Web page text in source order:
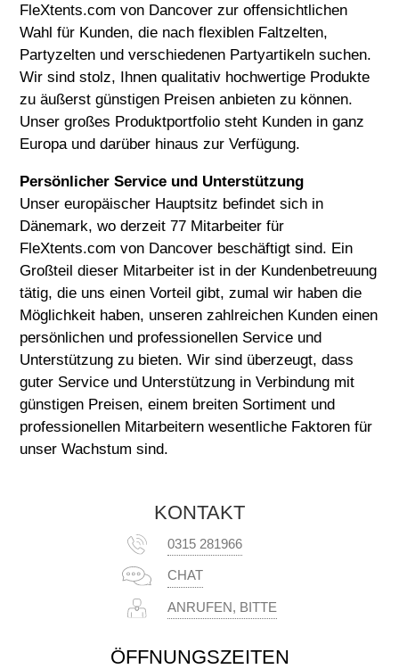
FleXtents.com von Dancover zur offensichtlichen
Wahl für Kunden, die nach flexiblen Faltzelten,
Partyzelten und verschiedenen Partyartikeln suchen.
Wir sind stolz, Ihnen qualitativ hochwertige Produkte
zu äußerst günstigen Preisen anbieten zu können.
Unser großes Produktportfolio steht Kunden in ganz
Europa und darüber hinaus zur Verfügung.
Persönlicher Service und Unterstützung
Unser europäischer Hauptsitz befindet sich in
Dänemark, wo derzeit 77 Mitarbeiter für
FleXtents.com von Dancover beschäftigt sind. Ein
Großteil dieser Mitarbeiter ist in der Kundenbetreuung
tätig, die uns einen Vorteil gibt, zumal wir haben die
Möglichkeit haben, unseren zahlreichen Kunden einen
persönlichen und professionellen Service und
Unterstützung zu bieten. Wir sind überzeugt, dass
guter Service und Unterstützung in Verbindung mit
günstigen Preisen, einem breiten Sortiment und
professionellen Mitarbeitern wesentliche Faktoren für
unser Wachstum sind.
KONTAKT
0315 281966
CHAT
ANRUFEN, BITTE
ÖFFNUNGSZEITEN